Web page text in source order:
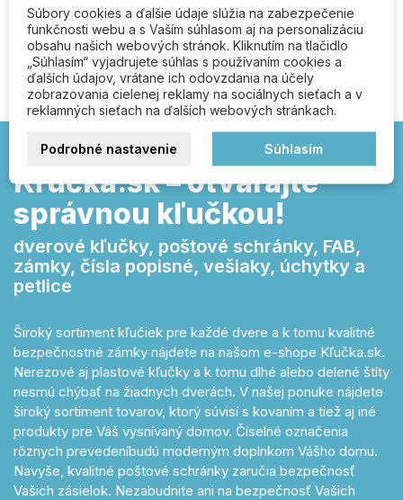
Buďte prvý kto napíše recenziu
Kľučka.sk – otvárajte
správnou kľučkou!
dverové kľučky, poštové schránky, FAB,
zámky, čísla popisné, vešiaky, úchytky a
petlice
Široký sortiment kľučiek pre každé dvere a k tomu kvalitné
bezpečnostné zámky nájdete na našom e-shope Kľučka.sk.
Nerezové aj plastové kľučky a k tomu dlhé alebo delené štíty
nesmú chýbať na žiadnych dverách. V našej ponuke nájdete
široký sortiment tovarov, ktorý súvisí s kovaním a tiež aj iné
produkty pre Váš vysnívaný domov. Číselné označenia
rôznych prevedeníbudú moderným doplnkom Vášho domu.
Navyše, kvalitné poštové schránky zaručia bezpečnosť
Vašich zásielok. Nezabudnite ani na bezpečnosť Vašich
Súbory cookies a ďalšie údaje slúžia na zabezpečenie
funkčnosti webu a s Vaším súhlasom aj na personalizáciu
obsahu našich webových stránok. Kliknutím na tlačidlo
„Súhlasím“ vyjadrujete súhlas s používaním cookies a
ďalších údajov, vrátane ich odovzdania na účely
zobrazovania cielenej reklamy na sociálnych sieťach a v
reklamných sieťach na ďalších webových stránkach.
Podrobné nastavenie Súhlasím